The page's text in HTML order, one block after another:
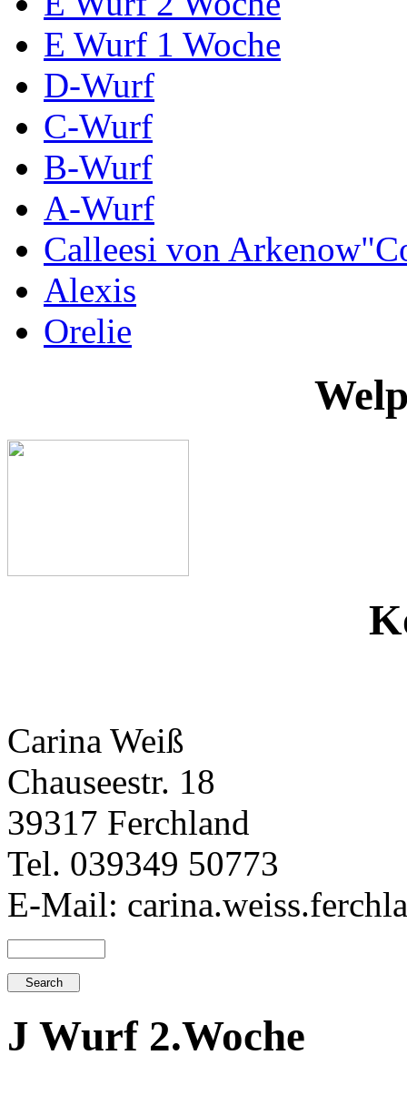
E Wurf 1 Woche
D-Wurf
C-Wurf
B-Wurf
A-Wurf
Calleesi von
Alexis
Orelie
Carina Weiß
Chauseestr. 18
39317 Ferchland
Tel. 039349 50773
E-Mail:
J Wurf 2.Woche